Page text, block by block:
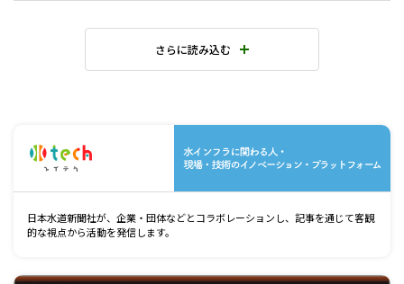
さらに読み込む
日本水道新聞社が、企業・団体などとコラボレーションし、記事を通じて客観
的な視点から活動を発信します。